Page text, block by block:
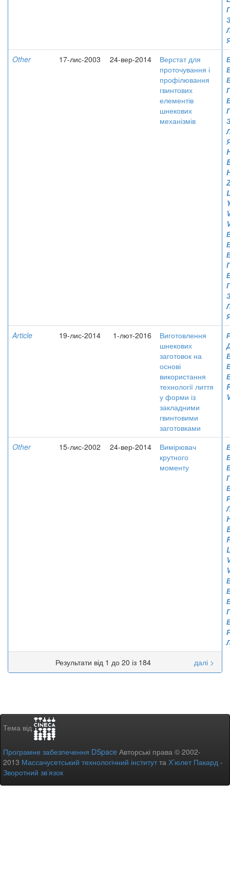
Other
17-лис-2003 24-вер-2014
Верстат для
проточування і
профілювання
гвинтових
елементів
шнекових
механізмів
Article
19-лис-2014 1-лют-2016
Виготовлення
шнекових
заготовок на
основі
використання
технології лиття
у форми із
закладними
гвинтовими
заготовками
Other 15-лис-2002 24-вер-2014
Вимірювач
крутного
моменту
Результати від 1 до 20 із 184
далі >
Тема від
Програмне забезпечення DSpace Авторські права © 2002-
2013 Массачусетський технологічний інститутта Х’юлет Пакард -
Зворотний зв’язок